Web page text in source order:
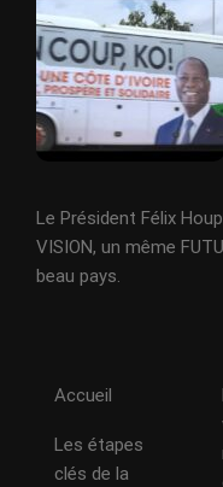
Le Président Félix
VISION, un même
beau pays.
Accueil
Les étapes
clés de la